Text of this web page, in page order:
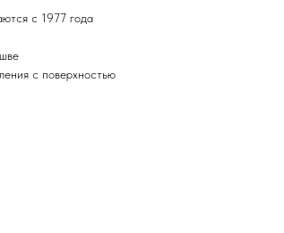
с 1977 года
с поверхностью